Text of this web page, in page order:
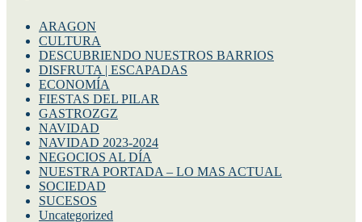
ARAGON
CULTURA
DESCUBRIENDO NUESTROS BARRIOS
DISFRUTA | ESCAPADAS
ECONOMÍA
FIESTAS DEL PILAR
GASTROZGZ
NAVIDAD
NAVIDAD 2023-2024
NEGOCIOS AL DÍA
NUESTRA PORTADA – LO MAS ACTUAL
SOCIEDAD
SUCESOS
Uncategorized